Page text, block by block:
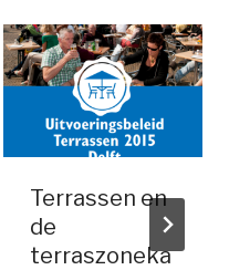
Terrassen en
de
terraszoneka